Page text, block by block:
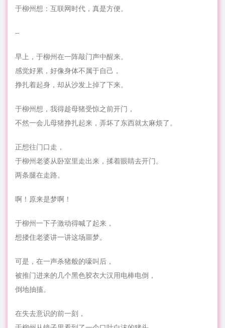
于柳州想：互联网时代，真是方便。
--
早上，于柳州在一阵敲门声中醒来。
感觉好累，好像身体不属于自己，
挣扎着起身，却从沙发上掉了下来。
于柳州想，我得趁母猪受惊之前开门，
不然一会儿母猪挣扎起来，弄坏了东西就太麻烦了。
正想往门口走，
于柳州老婆从卧室里走出来，揉着眼睛去开门。
两条腿在走路。
啊！原来是梦啊！
于柳州一下子激动得喊了起来，
想搂住老婆讲一讲这场噩梦。
可是，在一声杀猪般的嚎叫后，
被推门进来的几个黑色胶衣大汉用电棒电倒，
倒地抽搐。
在失去意识的前一刻，